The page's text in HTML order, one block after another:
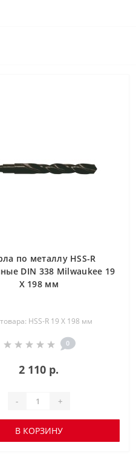
по металлу HSS-R
DIN 338 Milwaukee 19
X 198 мм
HSS-R 19 X 198 мм
0
2 110 р.
- +
В КОРЗИНУ